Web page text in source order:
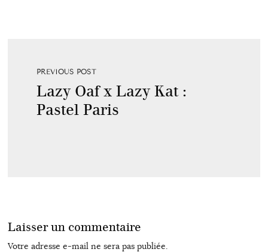
PREVIOUS POST
Lazy Oaf x Lazy Kat :
Pastel Paris
Laisser un commentaire
Votre adresse e-mail ne sera pas publiée.